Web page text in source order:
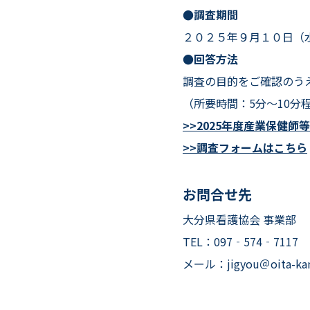
●調査期間
２０２５年９月１０日
●回答方法
調査の目的をご確認のう
（所要時間：5分～10分
>>2025年度産業保健師
>>調査フォームはこちら
お問合せ先
大分県看護協会 事業部
TEL：
メール：jigyou＠oita-